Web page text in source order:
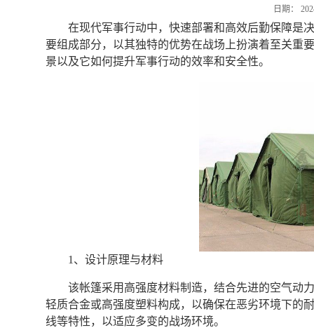
日期：
在现代军事行动中，快速部署和高效后勤保障是
要组成部分，以其独特的优势在战场上扮演着至关重
景以及它如何提升军事行动的效率和安全性。
1、设计原理与材料
该帐篷采用高强度材料制造，结合先进的空气动
轻质合金或高强度塑料构成，以确保在恶劣环境下的
线等特性，以适应多变的战场环境。